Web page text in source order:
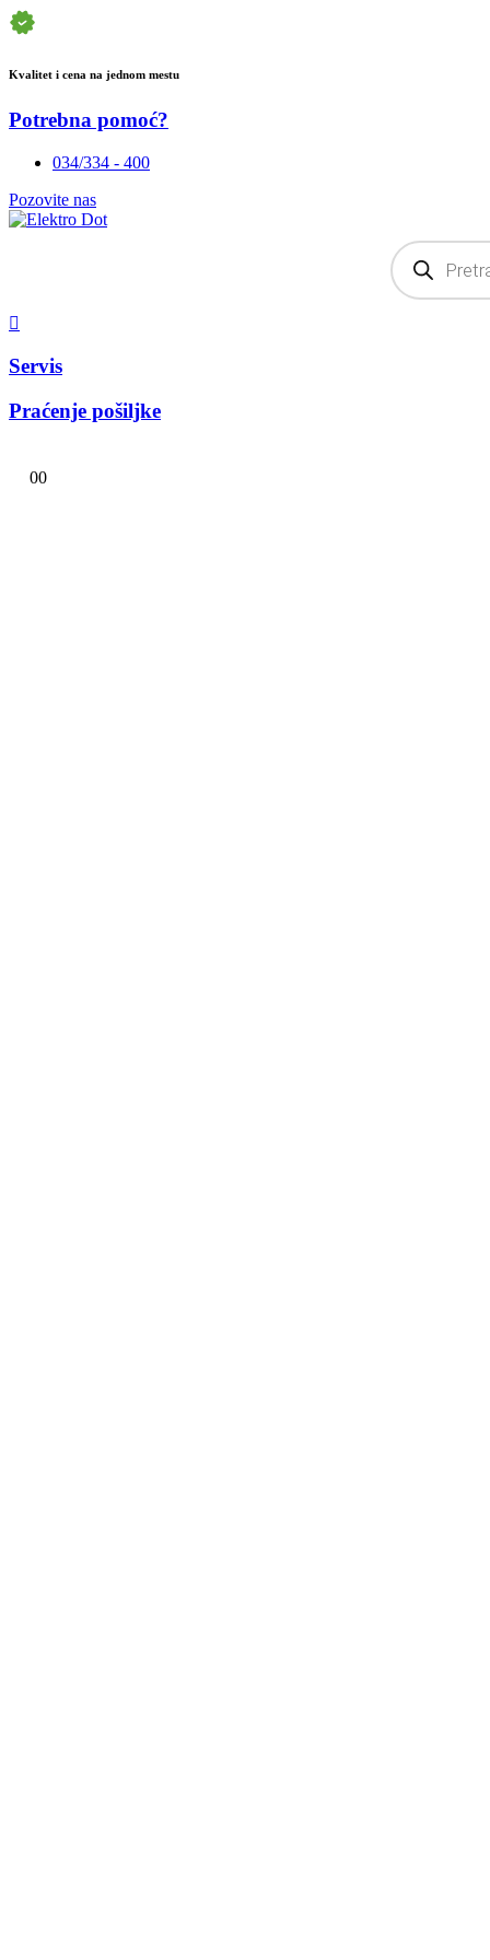
Kvalitet i cena na jednom mestu
Potrebna pomoć?
034/334 - 400
Pozovite nas
Products
search
Servis
Praćenje pošiljke
00